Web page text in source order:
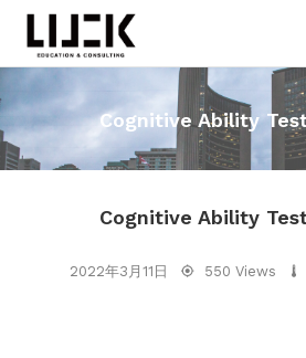
Cognitive Ability
Cognitive Ability
2022年3月11日 550 Views